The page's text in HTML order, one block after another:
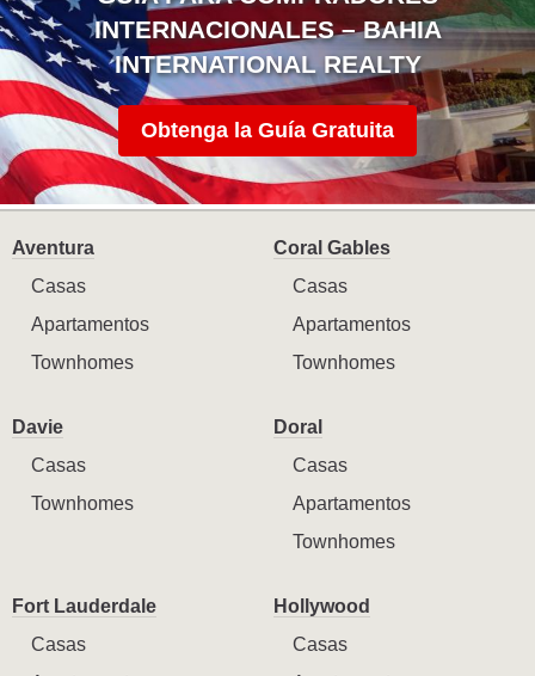
INTERNACIONALES – BAHIA
INTERNATIONAL REALTY
Obtenga la Guía Gratuita
Aventura
Casas
Apartamentos
Townhomes
Coral Gables
Casas
Apartamentos
Townhomes
Davie
Casas
Townhomes
Doral
Casas
Apartamentos
Townhomes
Fort Lauderdale
Casas
Hollywood
Casas